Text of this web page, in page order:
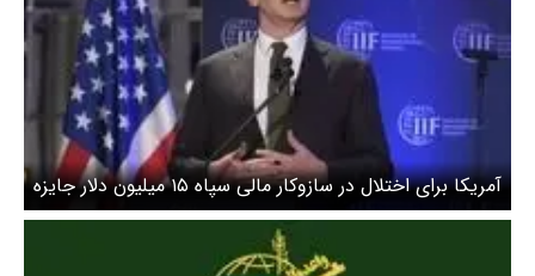
آمریکا برای اختلال در سازوکار مالی سپاه ۱۵ میلیون دلار جایزه
گذاشت